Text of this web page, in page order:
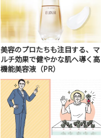
美容のプロたちも注目する、マ
ルチ効果で健やかな肌へ導く高
機能美容液（PR）